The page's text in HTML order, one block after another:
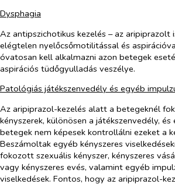
Dysphagia
Az antipszichotikus kezelés – az aripiprazolt
elégtelen nyelőcsőmotilitással és
óvatosan kell alkalmazni azon betegek
aspirációs tüdőgyulladás veszélye.
Patológiás játékszenvedély és egyéb
Az aripiprazol-kezelés alatt a betegeknél
kényszerek, különösen a játékszenvedély,
betegek nem képesek kontrollálni ezeket a
Beszámoltak egyéb kényszeres
fokozott szexuális kényszer, kényszeres
vagy kényszeres evés, valamint egyéb
viselkedések. Fontos, hogy az aripiprazol-